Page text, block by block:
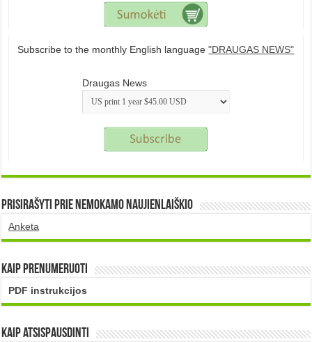
Subscribe to the monthly English language"DRAUGAS NEWS"
Draugas News
Prisirašyti prie nemokamo naujienlaiškio
Anketa
Kaip prenumeruoti
PDF instrukcijos
Kaip atsispausdinti